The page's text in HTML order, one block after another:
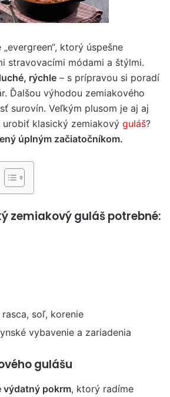
ktorý úspešne
stravovacími módami a štýlmi.
rýchle – s prípravou si poradí
Ďalšou výhodou zemiakového
surovín. Veľkým plusom je aj aj
urobiť klasický zemiakový guláš?
úplným začiatočníkom.
zemiakový guláš potrebné:
soľ, korenie
vybavenie a zariadenia
gulášu
výdatný pokrm, ktorý radíme